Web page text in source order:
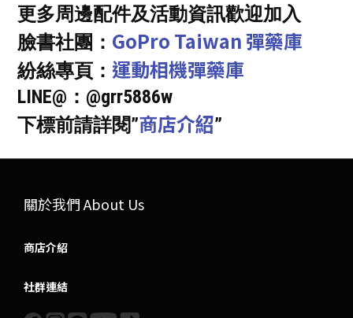
更多周邊配件及活動資訊歡迎加入
臉書社團： GoPro Taiwan 彈藥庫
紛絲專頁： 運動相機彈藥庫
LINE@：@grr5886w
下標前請詳閱”商店介紹”
關於我們 About Us
商店介紹
社群連結